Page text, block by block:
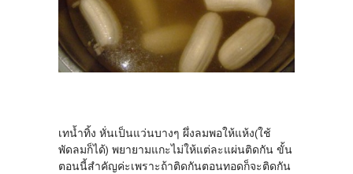
เทน้ำทิ้ง หั่นเป็นแว่นบางๆ ผึ่งลมพอให้แห้ง(ใช้
พัดลมก็ได้) พยายามแกะไม่ให้แต่ละแผ่นติดกัน ขั้น
ตอนนี้สำคัญค่ะเพราะถ้าติดกันตอนทอดก็จะติดกัน